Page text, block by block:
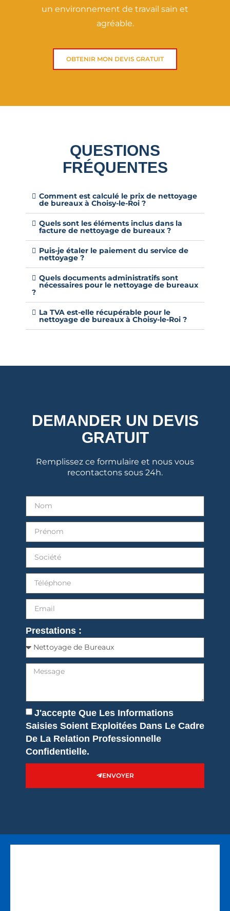
un environnement de travail sain et
agréable.
OBTENIR MON DEVIS GRATUIT
QUESTIONS
FRÉQUENTES
Comment est calculé le prix de nettoyage
de bureaux à Choisy-le-Roi ?
Quels sont les éléments inclus dans la
facture de nettoyage de bureaux ?
Puis-je étaler le paiement du service de
nettoyage ?
Quels documents administratifs sont
nécessaires pour le nettoyage de bureaux
?
La TVA est-elle récupérable pour le
nettoyage de bureaux à Choisy-le-Roi ?
DEMANDER UN DEVIS
GRATUIT
Remplissez ce formulaire et nous vous
recontactons sous 24h.
Prestations :
J'accepte Que Les Informations
Saisies Soient Exploitées Dans Le Cadre
De La Relation Professionnelle
Confidentielle.
ENVOYER